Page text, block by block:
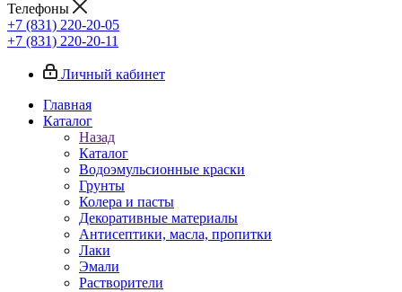
Телефоны
+7 (831) 220-20-05
+7 (831) 220-20-11
Личный кабинет
Главная
Каталог
Назад
Каталог
Водоэмульсионные краски
Грунты
Колера и пасты
Декоративные материалы
Антисептики, масла, пропитки
Лаки
Эмали
Растворители